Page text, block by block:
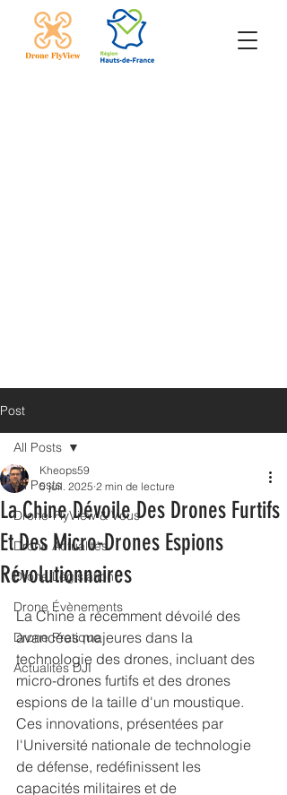
Post
All Posts
Drone-FlyView & Vous
Drone Actualités
Drone Législation
Drone Évènements
Drone Pratique
Actualités DJI
All Posts
La Chine Dévoile Des Drones Furtifs
Et Des Micro-Drones Espions
Révolutionnaires
Kheops59
5 juil. 2025 2 min de lecture
La Chine a récemment dévoilé des
avancées majeures dans la
technologie des drones, incluant des
micro-drones furtifs et des drones
espions de la taille d'un moustique.
Ces innovations, présentées par
l'Université nationale de technologie
de défense, redéfinissent les
capacités militaires et de